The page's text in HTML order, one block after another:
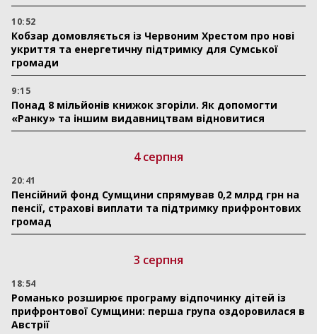
10:52
Кобзар домовляється із Червоним Хрестом про нові
укриття та енергетичну підтримку для Сумської
громади
9:15
Понад 8 мільйонів книжок згоріли. Як допомогти
«Ранку» та іншим видавництвам відновитися
4 серпня
20:41
Пенсійний фонд Сумщини спрямував 0,2 млрд грн на
пенсії, страхові виплати та підтримку прифронтових
громад
3 серпня
18:54
Романько розширює програму відпочинку дітей із
прифронтової Сумщини: перша група оздоровилася в
Австрії